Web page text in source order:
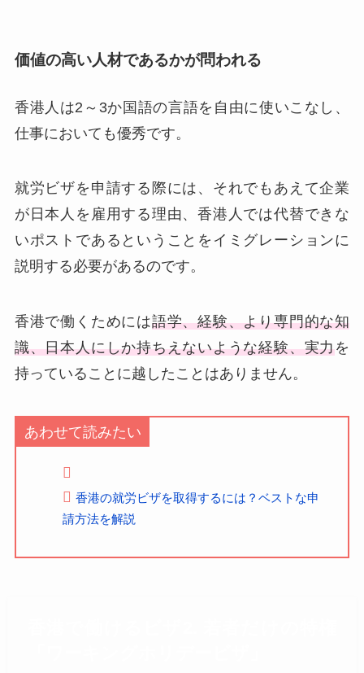
価値の高い人材であるかが問われる
香港人は2～3か国語の言語を自由に使いこなし、
仕事においても優秀です。
就労ビザを申請する際には、それでもあえて企業
が日本人を雇用する理由、香港人では代替できな
いポストであるということをイミグレーションに
説明する必要があるのです。
香港で働くためには語学、経験、より専門的な知
識、日本人にしか持ちえないような経験、実力を
持っていることに越したことはありません。
あわせて読みたい
香港の就労ビザを取得するには？ベストな申
請方法を解説